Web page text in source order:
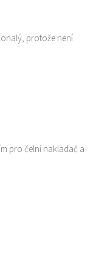
protože není
pro čelní nakladač a